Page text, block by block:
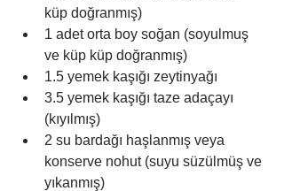
küp doğranmış)
1 adet orta boy soğan (soyulmuş
ve küp küp doğranmış)
1.5 yemek kaşığı zeytinyağı
3.5 yemek kaşığı taze adaçayı
(kıyılmış)
2 su bardağı haşlanmış veya
konserve nohut (suyu süzülmüş ve
yıkanmış)